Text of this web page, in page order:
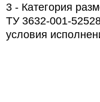
3 - Категория
ТУ 3632-001-
условия